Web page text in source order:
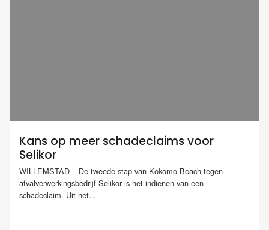
Kans op meer schadeclaims voor
Selikor
WILLEMSTAD – De tweede stap van Kokomo Beach tegen
afvalverwerkingsbedrijf Selikor is het indienen van een
schadeclaim. Uit het...